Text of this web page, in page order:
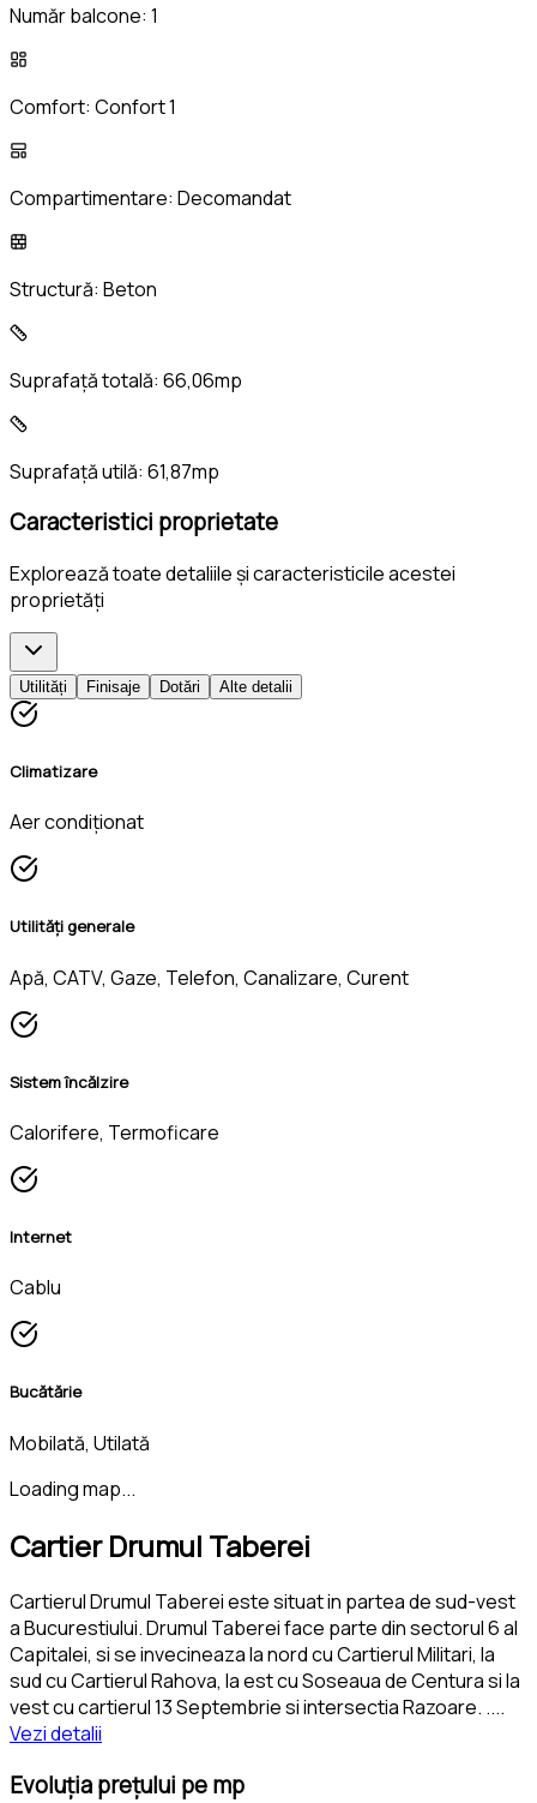
Număr balcone: 1
Comfort: Confort 1
Compartimentare: Decomandat
Structură: Beton
Suprafață totală: 66,06mp
Suprafață utilă: 61,87mp
Caracteristici proprietate
Explorează toate detaliile și caracteristicile acestei
proprietăți
Utilități Finisaje Dotări Alte detalii
Climatizare
Aer condiționat
Utilități generale
Apă, CATV, Gaze, Telefon, Canalizare, Curent
Sistem încălzire
Calorifere, Termoficare
Internet
Cablu
Bucătărie
Mobilată, Utilată
Loading map...
Cartier Drumul Taberei
Cartierul Drumul Taberei este situat in partea de sud-vest
a Bucurestiului. Drumul Taberei face parte din sectorul 6 al
Capitalei, si se invecineaza la nord cu Cartierul Militari, la
sud cu Cartierul Rahova, la est cu Soseaua de Centura si la
vest cu cartierul 13 Septembrie si intersectia Razoare. ....
Vezi detalii
Evoluția prețului pe mp